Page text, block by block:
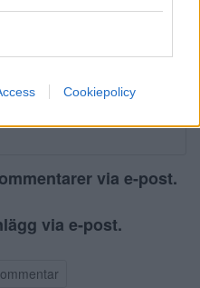
Cookiepolicy
inte
via e-post.
via e-post.